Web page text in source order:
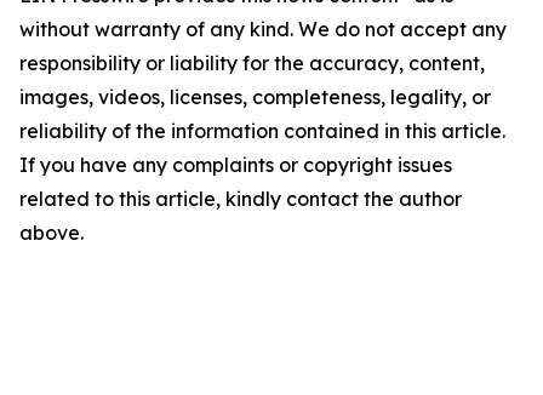
without warranty of any kind. We do not accept any
responsibility or liability for the accuracy, content,
images, videos, licenses, completeness, legality, or
reliability of the information contained in this article.
If you have any complaints or copyright issues
related to this article, kindly contact the author
above.